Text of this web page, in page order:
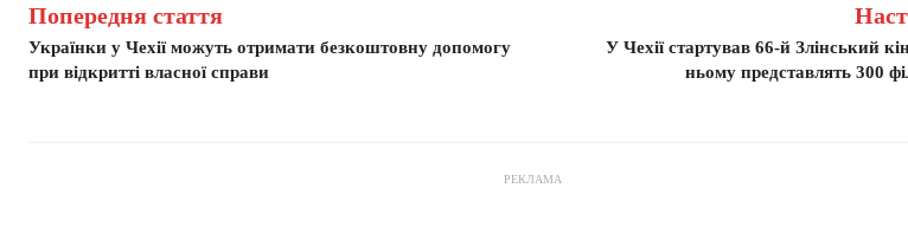
Попередня стаття
Українки у Чехії можуть отримати безкоштовну допомогу
при відкритті власної справи
У Чехії стартував 66-й Злінський
ньому представлять 300
РЕКЛАМА